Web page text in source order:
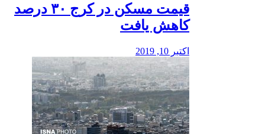
️قیمت مسکن در کرج ۳۰ درصد
کاهش یافت
اکتبر 10, 2019